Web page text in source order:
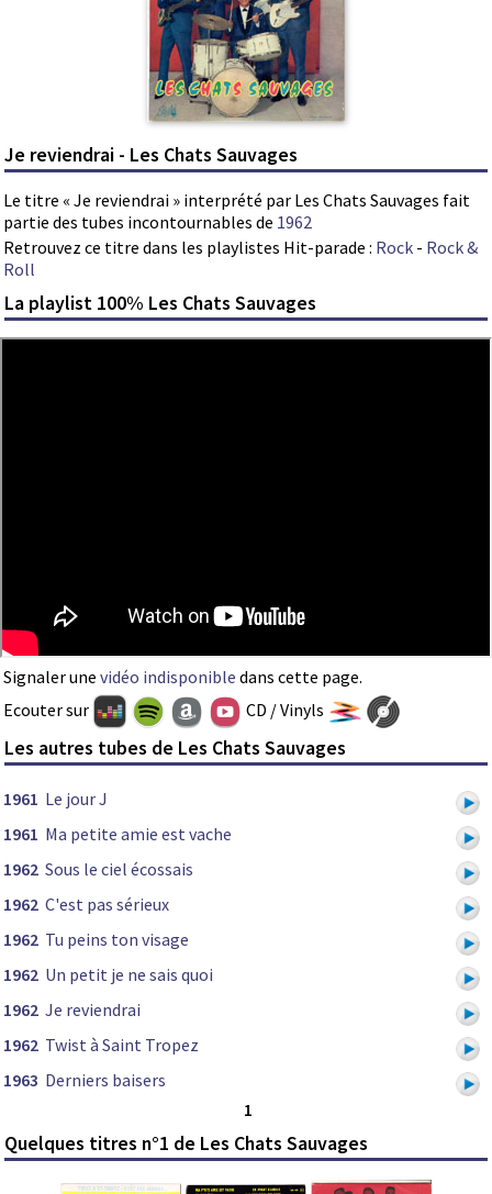
Je reviendrai - Les Chats Sauvages
Le titre « Je reviendrai » interprété par Les Chats Sauvages fait
partie des tubes incontournables de 1962
Retrouvez ce titre dans les playlistes Hit-parade : Rock - Rock &
Roll
La playlist 100% Les Chats Sauvages
Signaler une vidéo indisponible dans cette page.
Ecouter sur
CD / Vinyls
Les autres tubes de Les Chats Sauvages
1961 Le jour J
1961 Ma petite amie est vache
1962 Sous le ciel écossais
1962 C'est pas sérieux
1962 Tu peins ton visage
1962 Un petit je ne sais quoi
1962 Je reviendrai
1962 Twist à Saint Tropez
1963 Derniers baisers
1
Quelques titres n°1 de Les Chats Sauvages